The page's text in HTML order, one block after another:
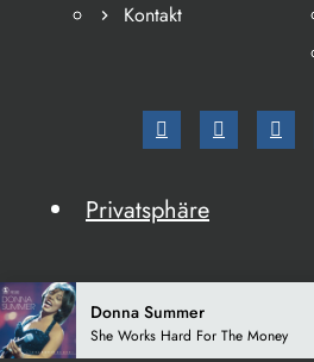
Kontakt
Privatsphäre
Donna Summer
She Works Hard For The Money